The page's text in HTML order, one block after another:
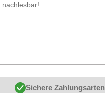
Sichere Zahlungsarten